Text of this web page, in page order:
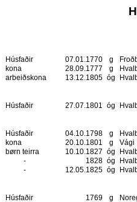
Húsfaðir 07.01.1770 g
kona 28.09.1777 g
arbeiðskona 13.12.1805 óg
Húsfaðir 27.07.1801 óg
Húsfaðir 04.10.1798 g
kona 20.10.1801 g
Vági
børn teirra 10.10.1827 óg
- 1828 óg
- 12.05.1825 óg
Húsfaðir 1769 g